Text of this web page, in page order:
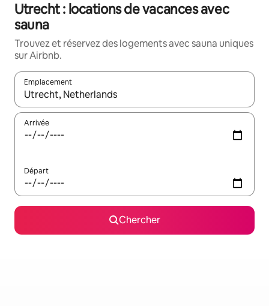
Utrecht : locations de vacances avec
sauna
Trouvez et réservez des logements avec sauna uniques
sur Airbnb.
Emplacement
Quand les résultats sont affichés, parcourez-les en utilisant
Arrivée
Départ
Chercher